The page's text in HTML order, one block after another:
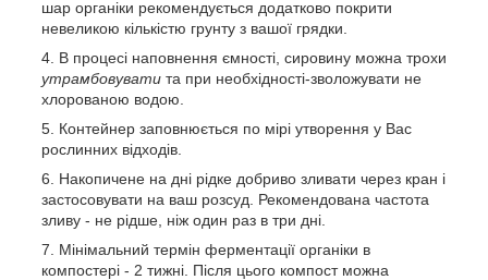
шар органіки рекомендується додатково покрити
невеликою кількістю грунту з вашої грядки.
В процесі наповнення ємності, сировину можна трохи
утрамбовувати та при необхідності-зволожувати не
хлорованою водою.
Контейнер заповнюється по мірі утворення у Вас
рослинних відходів.
Накопичене на дні рідке добриво зливати через кран і
застосовувати на ваш розсуд. Рекомендована частота
зливу - не рідше, ніж один раз в три дні.
Мінімальний термін ферментації органіки в
компостері - 2 тижні. Після цього компост можна